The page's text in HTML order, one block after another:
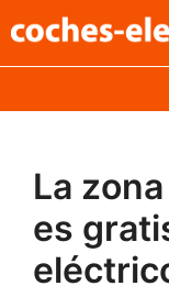
al
La
es